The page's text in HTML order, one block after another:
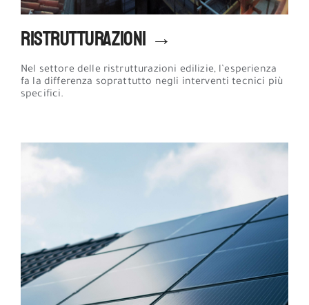
Ristrutturazioni →
Nel settore delle ristrutturazioni edilizie, l’esperienza
fa la differenza soprattutto negli interventi tecnici più
specifici.